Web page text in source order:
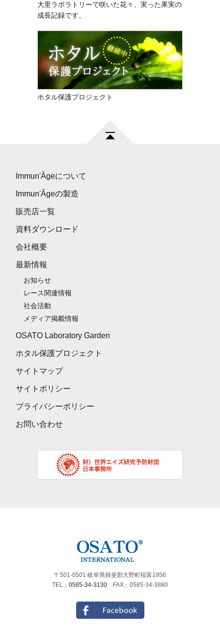
大里ラボラトリーで咲いた花々、実った果実の
成長記録です。
ホタル保護プロジェクト
Immun'Âgeについて
Immun'Âgeの製造
販売店一覧
資料ダウンロード
会社概要
最新情報
お知らせ
レース関連情報
社会活動
メディア掲載情報
OSATO Laboratory Garden
ホタル保護プロジェクト
サイトマップ
サイトポリシー
プライバシーポリシー
お問い合わせ
〒501-0501 岐阜県揖斐郡大野町稲富1956
TEL： 0585-34-3130 FAX：0585-34-3880